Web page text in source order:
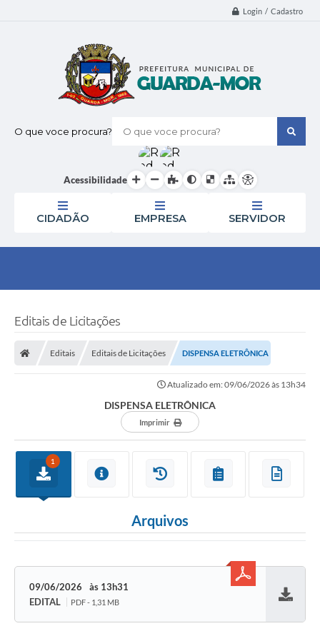
Login / Cadastro
O que voce procura?
Acessibilidade
CIDADÃO EMPRESA SERVIDOR
Editais de Licitações
Editais Editais de Licitações DISPENSA ELETRÔNICA
Atualizado em: 09/06/2026 às 13h34
DISPENSA ELETRÔNICA
Imprimir
1
Arquivos
09/06/2026
13h31
EDITAL
PDF - 1,31 MB